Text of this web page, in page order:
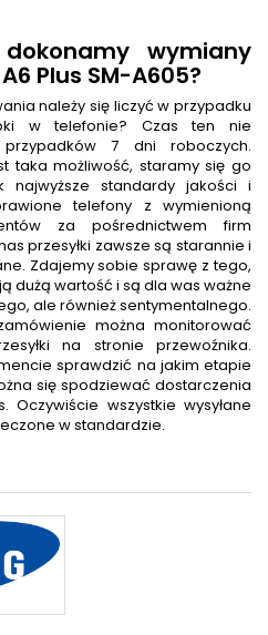
wymiany
Plus SM-A605?
należy się liczyć w przypadku
w telefonie? Czas ten nie
7 dni roboczych.
taka możliwość, staramy się go
najwyższe standardy jakości i
telefony z wymienioną
za pośrednictwem firm
przesyłki zawsze są starannie i
Zdajemy sobie sprawę z tego,
dużą wartość i są dla was ważne
ale również sentymentalnego.
można monitorować
na stronie przewoźnika.
sprawdzić na jakim etapie
się spodziewać dostarczenia
wszystkie wysyłane
w standardzie.